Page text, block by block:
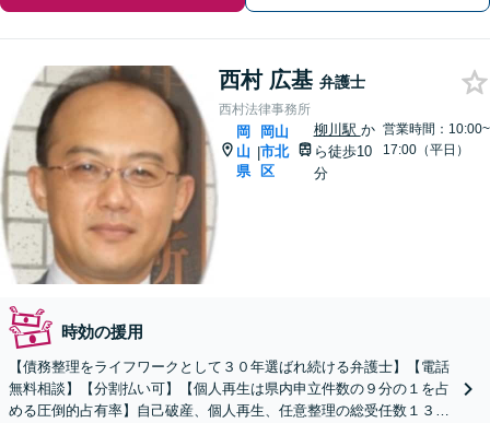
西村 広基 弁護士
西村法律事務所
岡
山
県
|
岡山
市北
区
柳川駅 か
ら徒歩10
分
営業時間：10:00~
17:00（平日）
時効の援用
【債務整理をライフワークとして３０年選ばれ続ける弁護士】【電話
無料相談】【分割払い可】【個人再生は県内申立件数の９分の１を占
める圧倒的占有率】自己破産、個人再生、任意整理の総受任数１３０